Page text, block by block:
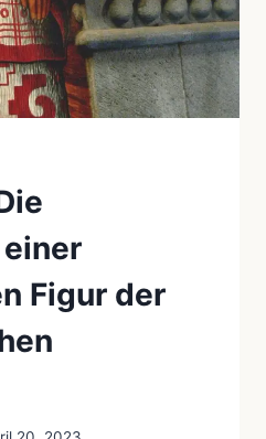
Figur der